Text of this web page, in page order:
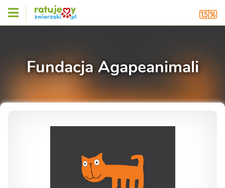
Fundacja Agapeanimali